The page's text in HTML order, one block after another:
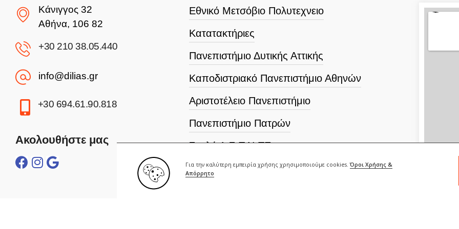
Για την καλύτερη εμπειρία χρήσης χρησιμοποιούμε cookies.Όροι Χρήσης &
Απόρρητο
Κάνιγγος 32
Αθήνα, 106 82
+30 210 38.05.440
info@dilias.gr
+30 694.61.90.818
Ακολουθήστε μας
Εθνικό Μετσόβιο Πολυτεχνειο
Κατατακτήριες
Πανεπιστήμιο Δυτικής Αττικής
Καποδιστριακό Πανεπιστήμιο Αθηνών
Αριστοτέλειο Πανεπιστήμιο
Πανεπιστήμιο Πατρών
Σχολή Α.Σ.ΠΑΙ.ΤΕ
Γεωπονικό Πανεπιστήμιο Αθηνών